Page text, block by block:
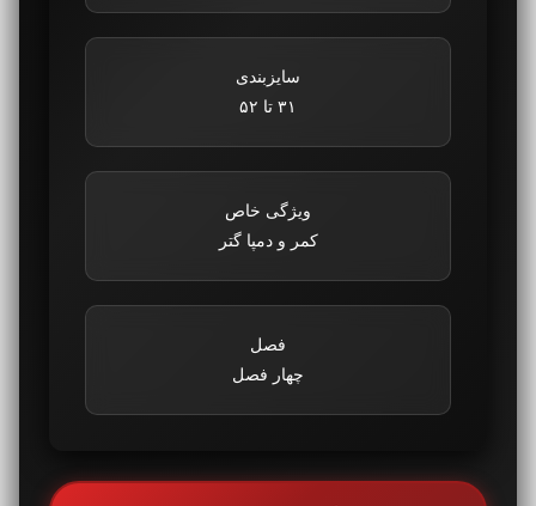
سایزبندی
۳۱ تا ۵۲
ویژگی خاص
کمر و دمپا گتر
فصل
چهار فصل